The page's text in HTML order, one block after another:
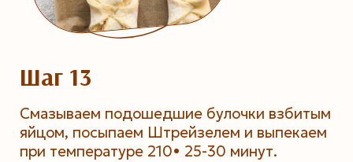
Шаг 13
Смазываем подошедшие булочки взбитым
яйцом, посыпаем Штрейзелем и выпекаем
при температуре 210• 25-30 минут.